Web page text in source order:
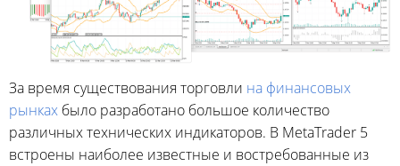
За время существования торговли на финансовых
рынках было разработано большое количество
различных технических индикаторов. В MetaTrader 5
встроены наиболее известные и востребованные из